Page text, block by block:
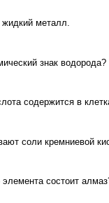
жидкий металл.
знак водорода?
содержится в
соли кремниевой
элемента состоит